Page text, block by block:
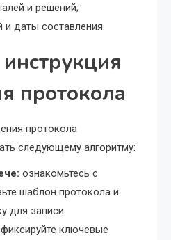
и решений;
и даты составления.
протокола
протокола
следующему алгоритму:
ознакомьтесь с
шаблон протокола и
для записи.
фиксируйте ключевые